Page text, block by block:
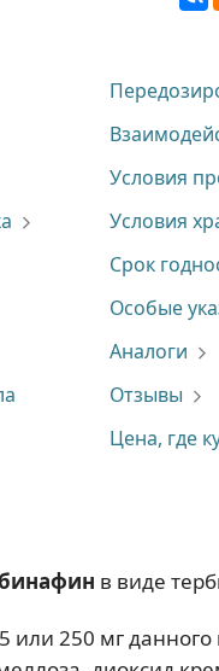
Условия
Условия
Срок
Особые
Аналоги
Отзывы
Цена, где
в виде
или 250 мг